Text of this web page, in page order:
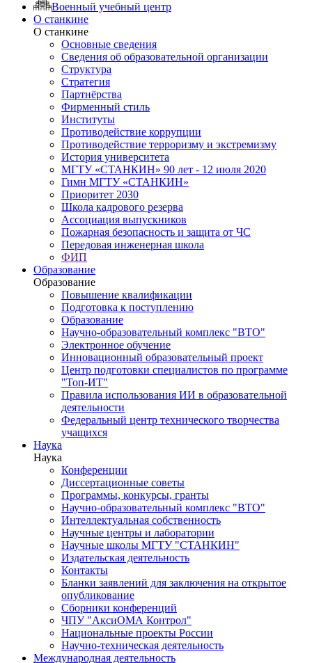
Военный учебный центр
О станкине
О станкине
Основные сведения
Сведения об образовательной организации
Структура
Стратегия
Партнёрства
Фирменный стиль
Институты
Противодействие коррупции
Противодействие терроризму и экстремизму
История университета
МГТУ «СТАНКИН» 90 лет - 12 июля 2020
Гимн МГТУ «СТАНКИН»
Приоритет 2030
Школа кадрового резерва
Ассоциация выпускников
Пожарная безопасность и защита от ЧС
Передовая инженерная школа
ФИП
Образование
Образование
Повышение квалификации
Подготовка к поступлению
Образование
Научно-образовательный комплекс "ВТО"
Электронное обучение
Инновационный образовательный проект
Центр подготовки специалистов по программе
"Топ-ИТ"
Правила использования ИИ в образовательной
деятельности
Федеральный центр технического творчества
учащихся
Наука
Наука
Конференции
Диссертационные советы
Программы, конкурсы, гранты
Научно-образовательный комплекс "ВТО"
Интеллектуальная собственность
Научные центры и лаборатории
Научные школы МГТУ "СТАНКИН"
Издательская деятельность
Контакты
Бланки заявлений для заключения на открытое
опубликование
Сборники конференций
ЧПУ "АксиОМА Контрол"
Национальные проекты России
Научно-техническая деятельность
Международная деятельность